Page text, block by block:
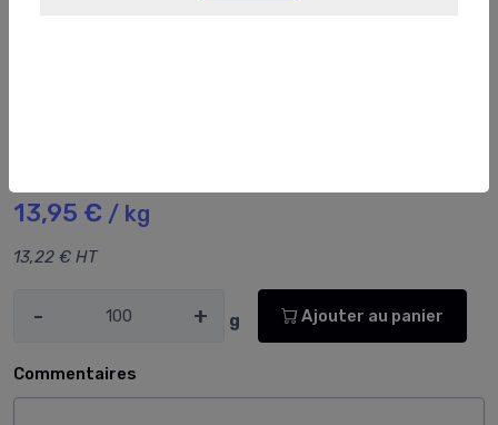
13,95 € / kg
13,22 € HT
- + g Ajouter au panier
Commentaires